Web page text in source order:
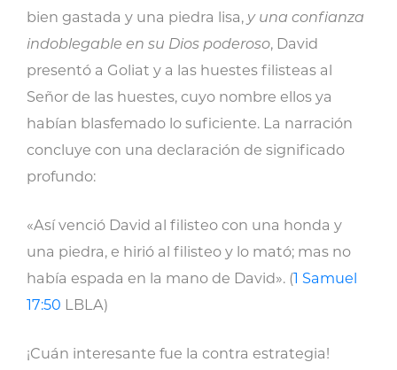
bien gastada y una piedra lisa, y una confianza
indoblegable en su Dios poderoso, David
presentó a Goliat y a las huestes filisteas al
Señor de las huestes, cuyo nombre ellos ya
habían blasfemado lo suficiente. La narración
concluye con una declaración de significado
profundo:
«Así venció David al filisteo con una honda y
una piedra, e hirió al filisteo y lo mató; mas no
había espada en la mano de David». (1 Samuel
17:50 LBLA)
¡Cuán interesante fue la contra estrategia!